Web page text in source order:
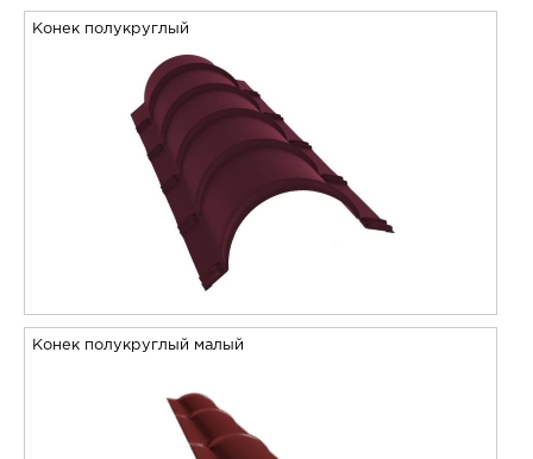
Конек полукруглый
Конек полукруглый малый